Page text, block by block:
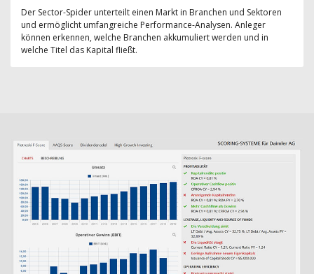
Der Sector-Spider unterteilt einen Markt in Branchen und Sektoren
und ermöglicht umfangreiche Performance-Analysen. Anleger
können erkennen, welche Branchen akkumuliert werden und in
welche Titel das Kapital fließt.